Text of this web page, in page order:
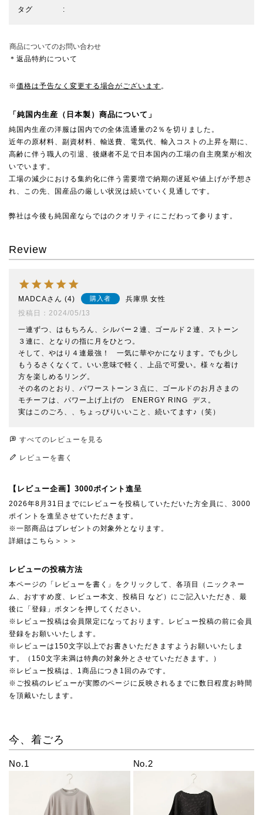
タグ
商品についてのお問い合わせ
＊返品特約について
※価格は予告なく変更する場合がございます。
「純国内生産（日本製）商品について」
純国内生産の洋服は国内での全体流通量の2％を切りました。
近年の原材料、副資材料、輸送費、電気代、輸入コストの上昇を期に、
高齢に伴う職人の引退、後継者不足で日本国内の工場の自主廃業が相次
いでいます。
工場の減少における集約化に伴う需要増で納期の遅延や値上げが予想さ
れ、この先、国産品の厳しい状況は続いていく見通しです。
弊社は今後も純国産ならではのクオリティにこだわって参ります。
Review
MADCA 4 購入者 兵庫県 女性
投稿日
2024/05/13
一連ずつ、はもちろん、シルバー２連、ゴールド２連、ストーン
３連に、となりの指に月をひとつ。
そして、やはり４連最強！　一気に華やかになります。でも少し
もうるさくなくて。いい意味で軽く、上品で可愛い。様々な着け
方を楽しめるリング。
その名のとおり、パワーストーン３点に、ゴールドのお月さまの
モチーフは、パワー上げ上げの　ENERGY RING  デス。
実はこのごろ、、ちょっぴりいいこと、続いてます♪（笑）
すべてのレビューを見る
レビューを書く
【レビュー企画】3000ポイント進呈
2026年8月31日までにレビューを投稿していただいた方全員に、3000
ポイントを進呈させていただきます。
※一部商品はプレゼントの対象外となります。
詳細はこちら＞＞＞
レビューの投稿方法
本ページの「レビューを書く」をクリックして、各項目（ニックネー
ム、おすすめ度、レビュー本文、投稿日 など）にご記入いただき、最
後に「登録」ボタンを押してください。
※レビュー投稿は会員限定になっております。レビュー投稿の前に会員
登録をお願いいたします。
※レビューは150文字以上でお書きいただきますようお願いいたしま
す。（150文字未満は特典の対象外とさせていただきます。）
※レビュー投稿は、1商品につき1回のみです。
※ご投稿のレビューが実際のページに反映されるまでに数日程度お時間
を頂戴いたします。
今、着ごろ
No.1 No.2